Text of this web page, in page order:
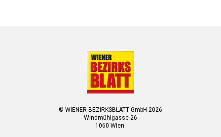
© WIENER BEZIRKSBLATT GmbH 2026
Windmühlgasse 26
1060 Wien.